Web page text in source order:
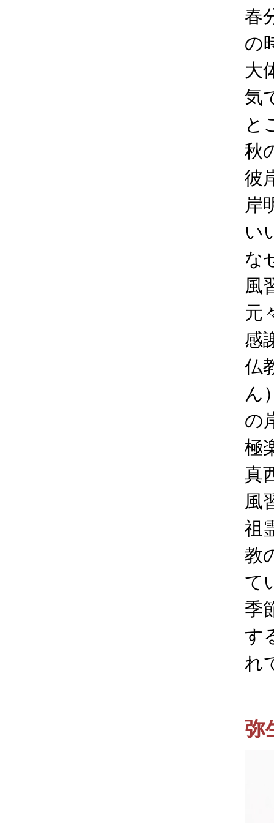
春
の
大
気
と
秋
彼
岸
い
な
風
元
感
仏
ん
の
極
真
風
祖
教
て
季
す
れ
弥